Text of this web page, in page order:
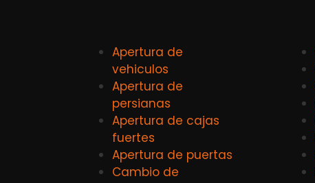
Apertura de
vehiculos
Apertura de
persianas
Apertura de cajas
fuertes
Apertura de puertas
Cambio de